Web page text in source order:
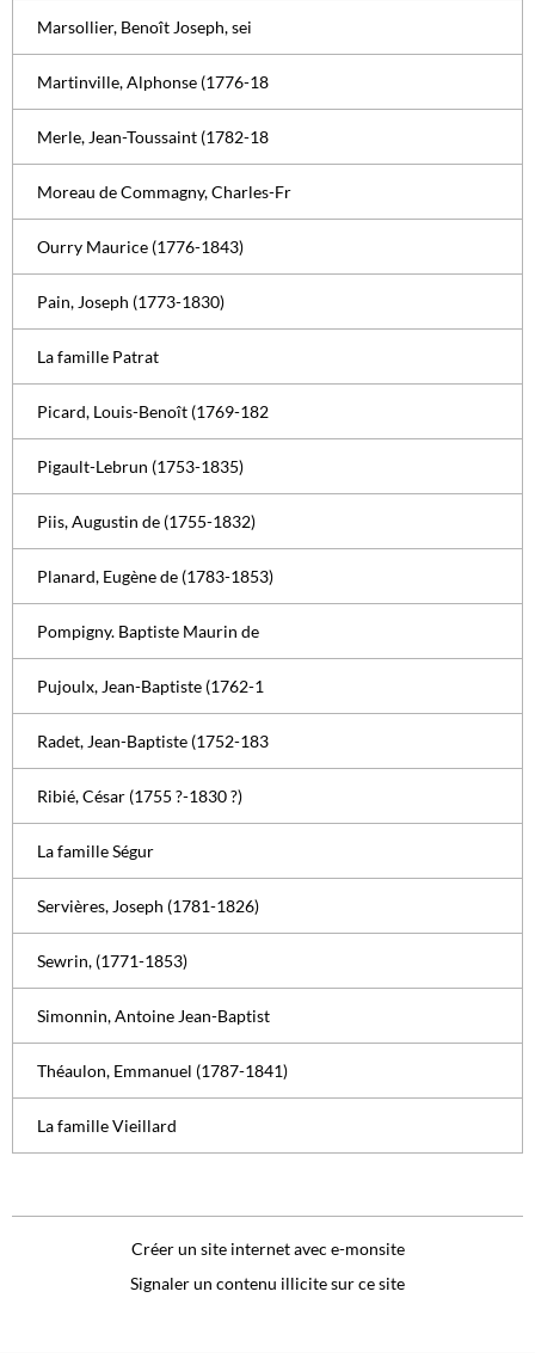
Marsollier, Benoît Joseph, sei
Martinville, Alphonse (1776-18
Merle, Jean-Toussaint (1782-18
Moreau de Commagny, Charles-Fr
Ourry Maurice (1776-1843)
Pain, Joseph (1773-1830)
La famille Patrat
Picard, Louis-Benoît (1769-182
Pigault-Lebrun (1753-1835)
Piis, Augustin de (1755-1832)
Planard, Eugène de (1783-1853)
Pompigny. Baptiste Maurin de
Pujoulx, Jean-Baptiste (1762-1
Radet, Jean-Baptiste (1752-183
Ribié, César (1755 ?-1830 ?)
La famille Ségur
Servières, Joseph (1781-1826)
Sewrin, (1771-1853)
Simonnin, Antoine Jean-Baptist
Théaulon, Emmanuel (1787-1841)
La famille Vieillard
Créer un site internet avec e-monsite
Signaler un contenu illicite sur ce site